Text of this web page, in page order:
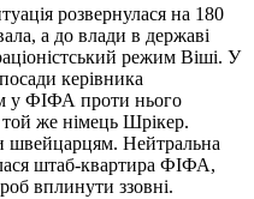
розвернулася на 180
а до влади в державі
режим Віші. У
керівника
у ФІФА проти нього
той же німець Шрікер.
швейцарцям. Нейтральна
штаб-квартира ФІФА,
вплинути ззовні.